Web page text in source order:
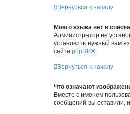
Вернуться к началу
Моего языка нет в
Администратор не
установить нужный вам
сайте phpBB®.
Вернуться к началу
Что означают
Вместе с именем
сообщений вы оставили,